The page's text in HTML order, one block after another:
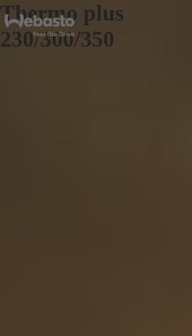
Thermo plus
230/300/350